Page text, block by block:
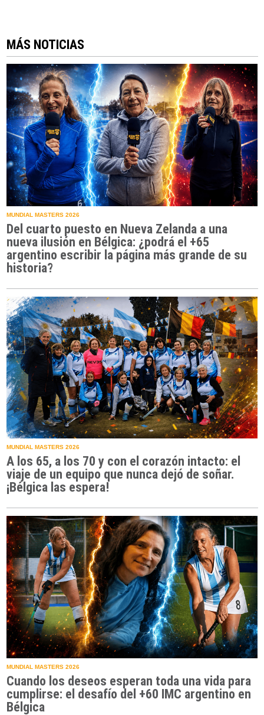
MÁS NOTICIAS
MUNDIAL MASTERS 2026
Del cuarto puesto en Nueva Zelanda a una
nueva ilusión en Bélgica: ¿podrá el +65
argentino escribir la página más grande de su
historia?
MUNDIAL MASTERS 2026
A los 65, a los 70 y con el corazón intacto: el
viaje de un equipo que nunca dejó de soñar.
¡Bélgica las espera!
MUNDIAL MASTERS 2026
Cuando los deseos esperan toda una vida para
cumplirse: el desafío del +60 IMC argentino en
Bélgica